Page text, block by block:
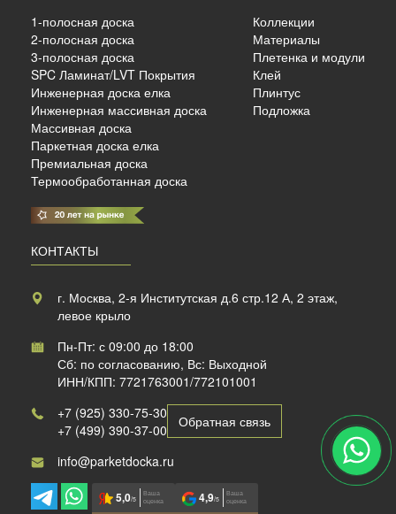
м²
1-полосная доска
2-полосная доска
3-полосная доска
SPC Ламинат/LVT Покрытия
Инженерная доска елка
Инженерная массивная доска
Массивная доска
Паркетная доска елка
Премиальная доска
Термообработанная доска
Коллекции
Материалы
Плетенка и модули
Клей
Плинтус
Подложка
КОНТАКТЫ
г. Москва, 2-я Институтская д.6 стр.12 А, 2 этаж,
левое крыло
Пн-Пт: с 09:00 до 18:00
Сб: по согласованию, Вс: Выходной
ИНН/КПП: 7721763001/772101001
+7 (925) 330-75-30
+7 (499) 390-37-00
Обратная связь
info@parketdocka.ru
5,0/5
Ваша
оценка
4,9/5
Ваша
оценка